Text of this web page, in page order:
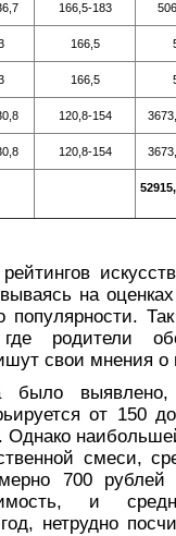
166,5-183
166,5
166,5
120,8-154
120,8-154
на
популярности.
родители
свои мнения о
было выявлено,
от 150
Однако
смеси,
700 рублей
и
нетрудно